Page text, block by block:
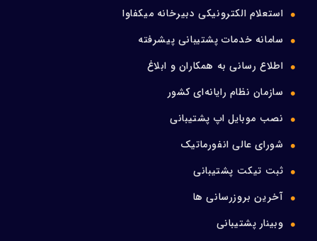
استعلام الکترونیکی دبیرخانه میکفاوا
سامانه خدمات پشتیبانی پیشرفته
اطلاع رسانی به همکاران و ابلاغ
سازمان نظام رایانه‌ای کشور
نصب موبایل اپ پشتیبانی
شورای عالی انفورماتیک
ثبت تیکت پشتیبانی
آخرین بروزرسانی ها
وبینار پشتیبانی